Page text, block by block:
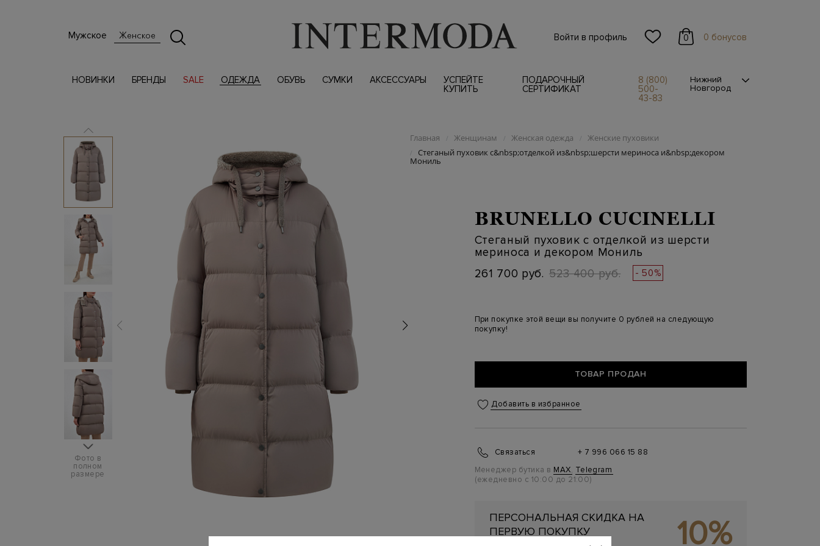
Мужское Женское Войти в профиль 0 0 бонусов
НОВИНКИ БРЕНДЫ SALE ОДЕЖДА ОБУВЬ СУМКИ АКСЕССУАРЫ
УСПЕЙТЕ
КУПИТЬ
ПОДАРОЧНЫЙ
СЕРТИФИКАТ
8 (800)
500-
43-83
Нижний
Новгород
Фото в
полном
размере
Главная / Женщинам / Женская одежда / Женские пуховики
/ Стеганый пуховик с&nbsp;отделкой из&nbsp;шерсти мериноса и&nbsp;декором
Мониль
BRUNELLO CUCINELLI
Стеганый пуховик с отделкой из шерсти
мериноса и декором Мониль
261 700 руб. 523 400 руб. - 50%
При покупке этой вещи вы получите 0 рублей на следующую
покупку!
ТОВАР ПРОДАН
Добавить в избранное
Связаться
+ 7 996 066 15 88
Менеджер бутика в MAX, Telegram
(ежедневно с 10:00 до 21:00)
ПЕРСОНАЛЬНАЯ СКИДКА НА
ПЕРВУЮ ПОКУПКУ
10%